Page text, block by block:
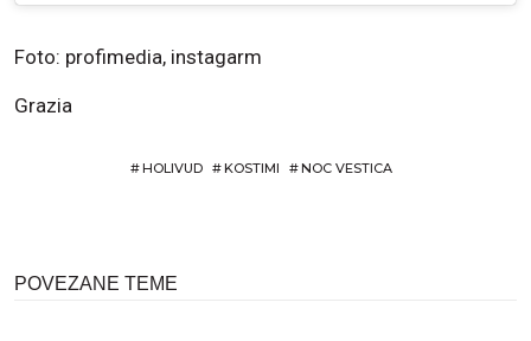
Foto: profimedia, instagarm
Grazia
#HOLIVUD #KOSTIMI #NOC VESTICA
POVEZANE TEME